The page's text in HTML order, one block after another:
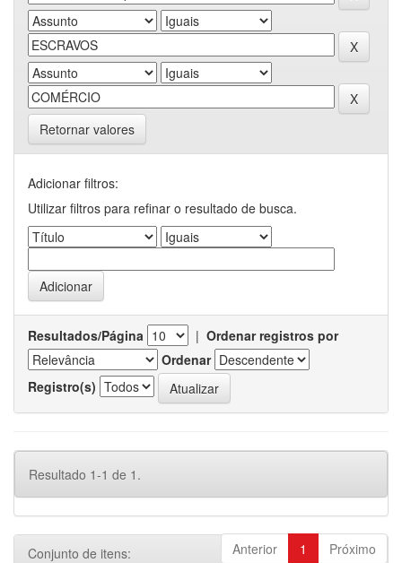
Retornar valores
Adicionar filtros:
Utilizar filtros para refinar o resultado de busca.
Resultados/Página | Ordenar registros por
Ordenar
Registro(s)
Resultado 1-1 de 1.
Anterior 1 Próximo
Conjunto de itens: